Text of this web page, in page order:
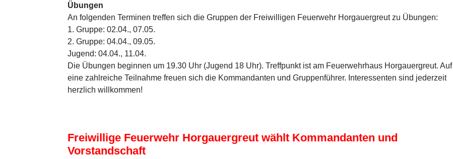
Übungen
An folgenden Terminen treffen sich die Gruppen der Freiwilligen Feuerwehr Horgauergreut zu Übungen:
1. Gruppe: 02.04., 07.05.
2. Gruppe: 04.04., 09.05.
Jugend: 04.04., 11.04.
Die Übungen beginnen um 19.30 Uhr (Jugend 18 Uhr). Treffpunkt ist am Feuerwehrhaus Horgauergreut. Auf
eine zahlreiche Teilnahme freuen sich die Kommandanten und Gruppenführer. Interessenten sind jederzeit
herzlich willkommen!
Freiwillige Feuerwehr Horgauergreut wählt Kommandanten und
Vorstandschaft